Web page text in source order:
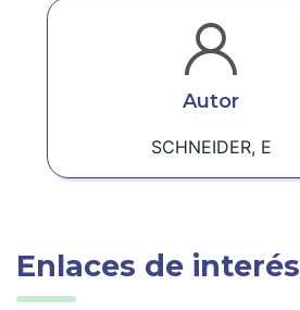
Autor
SCHNEIDER, E
Enlaces de interés